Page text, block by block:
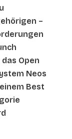
–
Open
Neos
Best